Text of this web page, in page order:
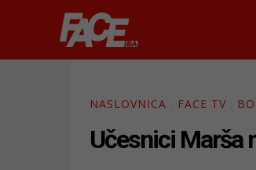
NASLOVNICA FACE TV
Učesnici Marša